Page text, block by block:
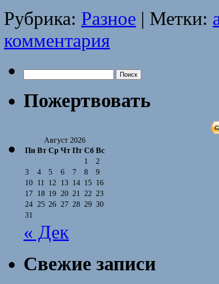
Рубрика: Разное | Метки:
комментария
Пожертвовать
Август 2026
Пн Вт Ср Чт Пт Сб Вс
1
2
3
4 5 6 7 8
9
10 11 12 13 14 15 16
17 18 19 20 21 22 23
24 25 26 27 28 29 30
31
« Дек
Свежие записи